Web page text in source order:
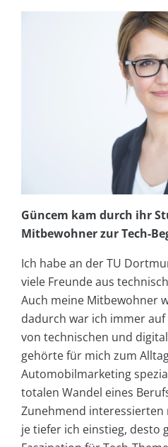
Güncem kam durch ihr
Mitbewohner zur Tech-
Ich habe an der TU
viele Freunde aus
Auch meine Mitbewohner
dadurch war ich immer
von technischen und
gehörte für mich zum
Automobilmarketing
totalen Wandel eines
Zunehmend
je tiefer ich einstieg, desto